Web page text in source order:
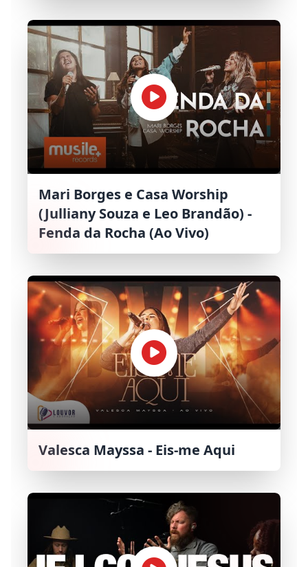
Mari Borges e Casa Worship
(Julliany Souza e Leo Brandão) -
Fenda da Rocha (Ao Vivo)
Valesca Mayssa - Eis-me Aqui